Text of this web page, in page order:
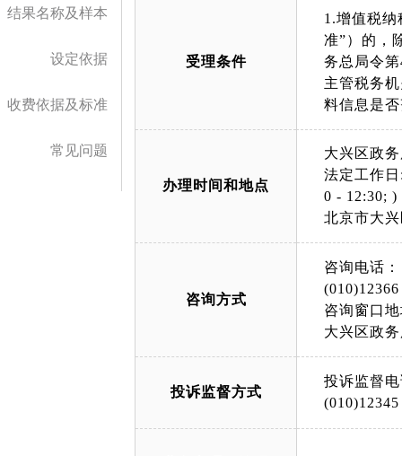
结果名称及样本
设定依据
收费依据及标准
常见问题
受理条件
1.增值税
准”）的，
务总局令
主管税务
料信息是
办理时间和地点
大兴区政
法定工作
0 - 12:30; )
北京市大
咨询方式
咨询电话：
(010)12366
咨询窗口
大兴区政
投诉监督方式
投诉监督
(010)12345